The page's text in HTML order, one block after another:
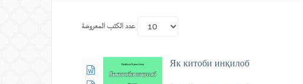
عدد الكتب المعروضة
Як китоби инқилоб